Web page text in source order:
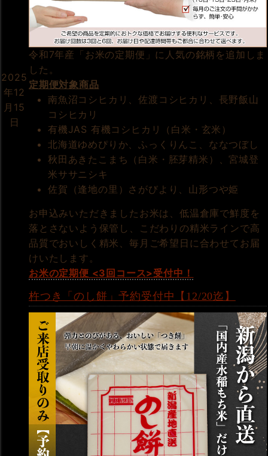
2025
年12
月15
日
令和7年産「お米の定期便」に人気の銘柄を追加しま
した。
定期便対象商品
南魚沼コシヒカリ、佐渡コシヒカリ、長野飯山
コシヒカリ
有機JAS 有機コシヒカリ（白米・玄米）
北海道ゆめぴりか、ふっくりんこ、ななつぼし
秋田あきたこまち（白米・胚芽精米）、宮城登
米ササニシキ
佐賀（逢地の里）さがびより、山形つや姫
お申込みいただきましたお米は、低温倉庫で鮮度を
落とさないよう保管し、こだわりの精米ラインで高
品質でおいしく精米、毎月ご希望日に合わせてお届
けいたします。
お米の定期便 <3回コース>受付中！
杵つき「のし餅」予約受付中【12/20迄】